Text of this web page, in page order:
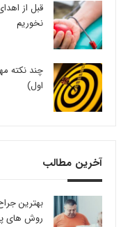
قبل از
نخوریم
چند نکته
اول)
آخرین مطالب
روش های